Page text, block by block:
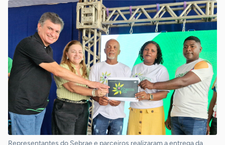
Representantes do Sebrae e parceiros realizaram a entrega da